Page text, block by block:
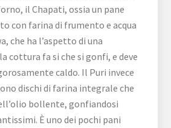
il Chapati, ossia un pane
con farina di frumento e acqua
che ha l’aspetto di una
cottura fa si che si gonfi, e deve
caldo. Il Puri invece
dischi di farina integrale che
bollente, gonfiandosi
È uno dei pochi pani